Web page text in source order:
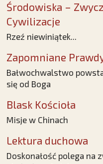
Środowiska –
Cywilizacje
Rzeź niewiniątek...
Zapomniane
Bałwochwalstwo
się od Boga
Blask Kościoła
Misje w Chinach
Lektura duchowa
Doskonałość polega na